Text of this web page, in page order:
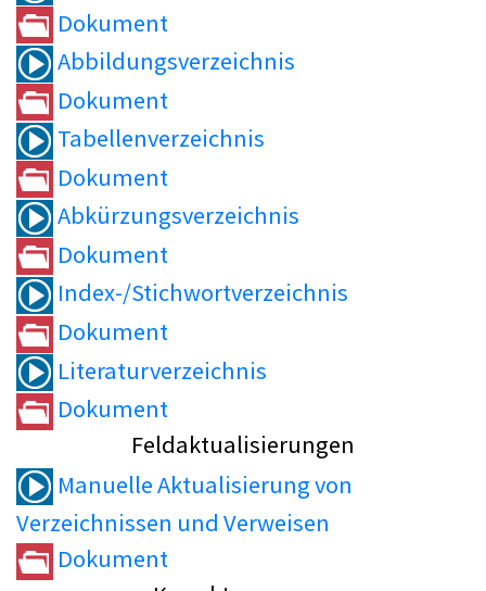
Dokument
Abbildungsverzeichnis
Dokument
Tabellenverzeichnis
Dokument
Abkürzungsverzeichnis
Dokument
Index-/Stichwortverzeichnis
Dokument
Literaturverzeichnis
Dokument
Feldaktualisierungen
Manuelle Aktualisierung von
Verzeichnissen und Verweisen
Dokument